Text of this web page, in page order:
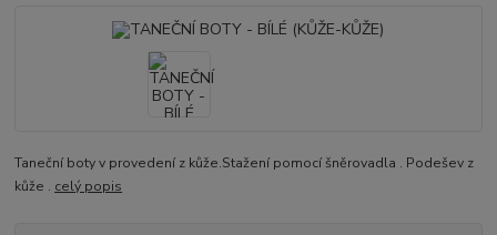
Taneční boty v provedení z kůže.Stažení pomocí šněrovadla . Podešev z
kůže . celý popis